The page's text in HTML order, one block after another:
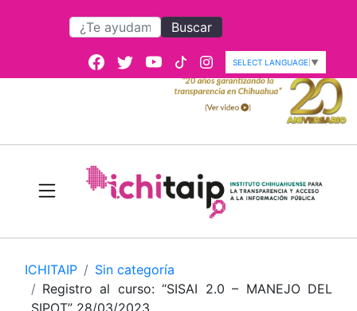
Buscar
SELECT LANGUAGE ▼
ICHITAIP
Sin categoría
Registro al curso: “SISAI 2.0 – MANEJO DEL